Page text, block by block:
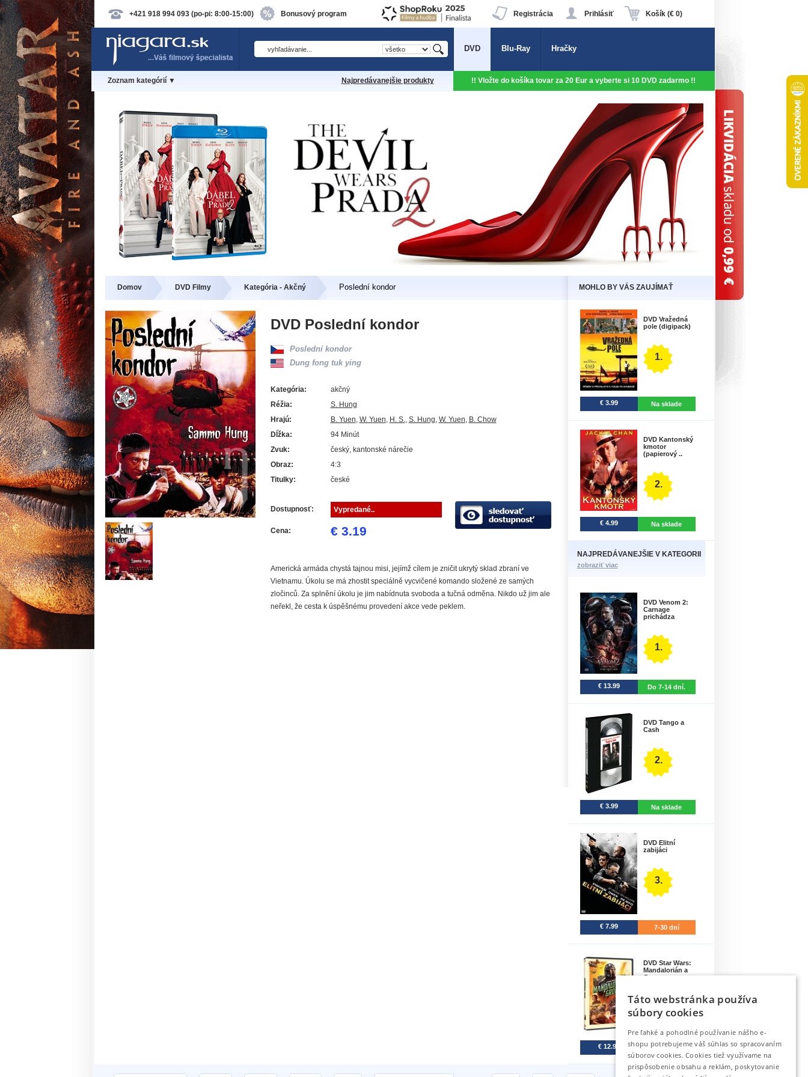
+421 918 994 093 (po-pi: 8:00-15:00) Bonusový program Košík (€ 0)
Prihlásiť
Registrácia
DVD Blu-Ray Hračky
Zoznam kategórií ▼ Najpredávanejšie produkty !! Vložte do košíka tovar za 20 Eur a vyberte si 10 DVD zadarmo !!
Domov DVD Filmy Kategória - Akčný Poslední kondor MOHLO BY VÁS ZAUJÍMAŤ
DVD Poslední kondor
Poslední kondor
Dung fong tuk ying
Kategória:
akčný
Réžia:
S. Hung
Hrajú:
B. Yuen, W. Yuen, H. S., S. Hung, W. Yuen, B. Chow
Dĺžka:
94 Minút
Zvuk:
český, kantonské nárečie
Obraz:
4:3
Titulky:
české
Dostupnosť: Vypredané..
Cena: € 3.19
Americká armáda chystá tajnou misi, jejímž cílem je zničit ukrytý sklad zbraní ve
Vietnamu. Úkolu se má zhostit speciálně vycvičené komando složené ze samých
zločinců. Za splnění úkolu je jim nabídnuta svoboda a tučná odměna. Nikdo už jim ale
neřekl, že cesta k úspěšnému provedení akce vede peklem.
DVD Vražedná
pole (digipack)
1.
€ 3.99 Na sklade
DVD Kantonský
kmotor
(papierový ..
2.
€ 4.99 Na sklade
NAJPREDÁVANEJŠIE V KATEGORII
zobraziť viac
DVD Venom 2:
Carnage
prichádza
1.
€ 13.99 Do 7-14 dní.
DVD Tango a
Cash
2.
€ 3.99 Na sklade
DVD Elitní
zabijáci
3.
€ 7.99 7-30 dní
DVD Star Wars:
Mandalorián a
Gro..
€ 12.99 Predpredaj
Táto webstránka používa
súbory cookies
Pre ľahké a pohodlné používanie nášho e-
shopu potrebujeme váš súhlas so spracovaním
súborov cookies. Cookies tiež využívame na
prispôsobenie obsahu a reklám, poskytovanie